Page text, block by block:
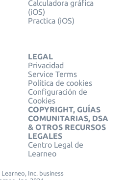
Calculadora gráfica
(iOS)
Practica (iOS)
LEGAL
Privacidad
Service Terms
Política de cookies
Configuración de
Cookies
COPYRIGHT, GUÍAS
COMUNITARIAS, DSA
& OTROS RECURSOS
LEGALES
Centro Legal de
Learneo
Inc. business